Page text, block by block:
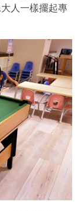
人一樣擺起專